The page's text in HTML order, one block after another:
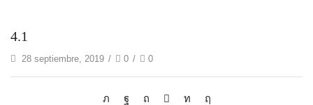
4.1
28 septiembre, 2019 / 0 / 0